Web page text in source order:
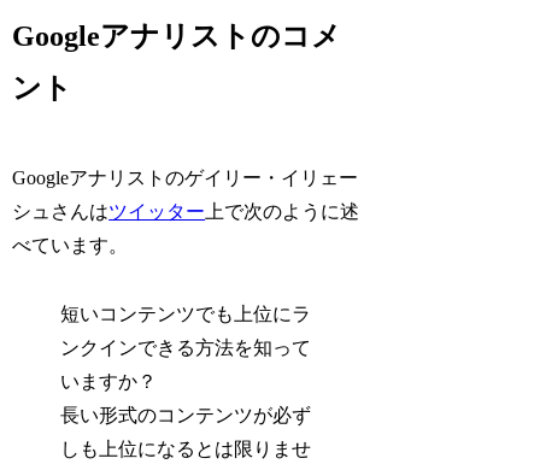
Googleアナリストのコメ
ント
Googleアナリストのゲイリー・イリェー
シュさんはツイッター 上で次のように述
べています。
短いコンテンツでも上位にラ
ンクインできる方法を知って
いますか？
長い形式のコンテンツが必ず
しも上位になるとは限りませ